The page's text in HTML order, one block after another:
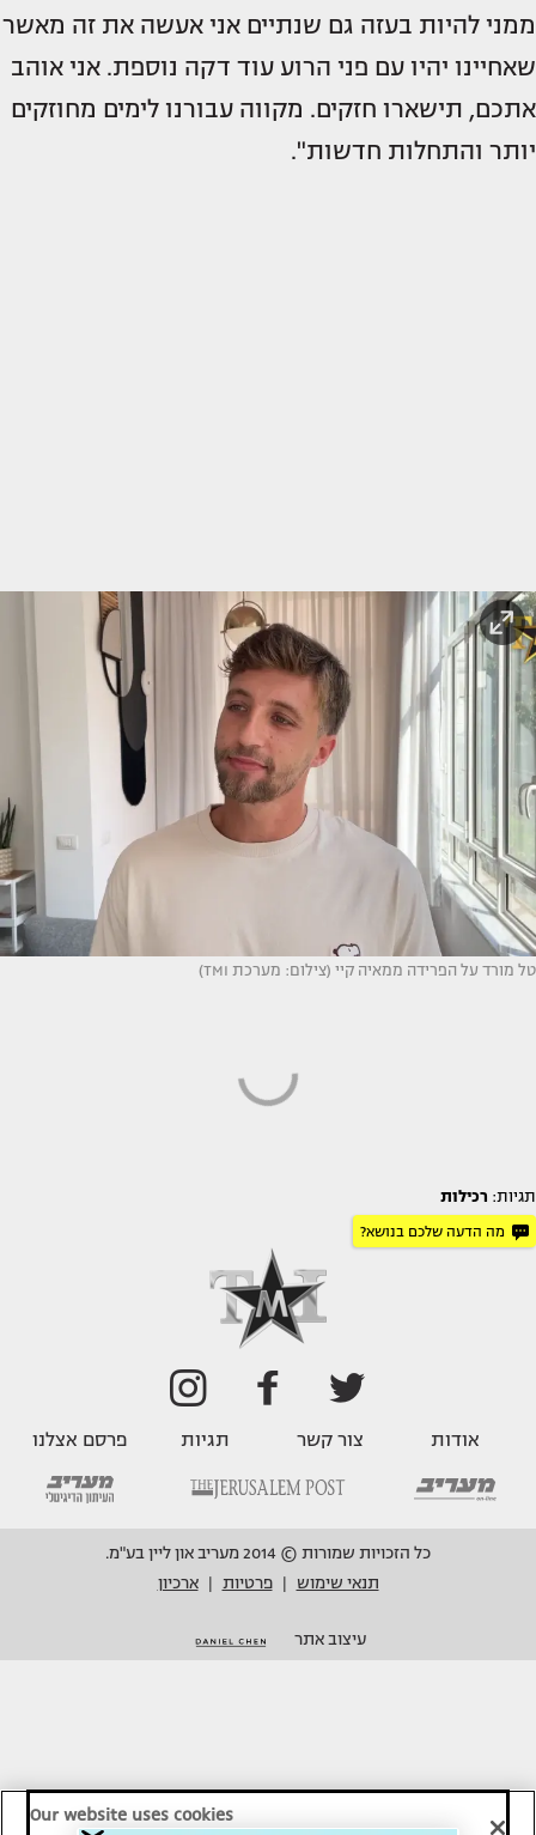
ממני להיות בעזה גם שנתיים אני אעשה את זה מאשר
שאחיינו יהיו עם פני הרוע עוד דקה נוספת. אני אוהב
אתכם, תישארו חזקים. מקווה עבורנו לימים מחוזקים
יותר והתחלות חדשות".
טל מורד על הפרידה ממאיה קיי (צילום: מערכת TMI)
תגיות: רכילות
מה הדעה שלכם בנושא?
אודות צור קשר תגיות פרסם אצלנו
כל הזכויות שמורות © 2014 מעריב און ליין בע"מ.
תנאי שימוש
פרטיות ארכיון
עיצוב אתר
Our website uses cookies